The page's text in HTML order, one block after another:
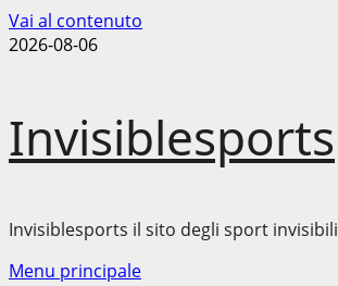
Vai al contenuto
2026-08-06
Invisiblesports
Invisiblesports il sito degli sport invisibili
Menu principale